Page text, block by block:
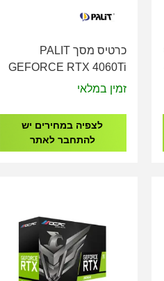
כרטיס מסך PALIT
GEFORCE RTX 4060Ti
8GB DDR6
זמין במלאי
לצפיה במחירים יש
להתחבר לאתר